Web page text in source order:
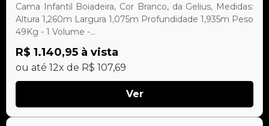
Cama Infantil Boiadeira, Cor Branco, da Gelius, Medidas:
Altura 1,260m Largura 1,075m Profundidade 1,935m Peso
49Kg - 1 Volume -...
R$ 1.140,95 à vista
ou até 12x de R$ 107,69
Ver